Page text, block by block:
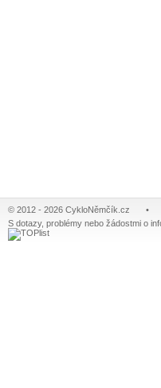
© 2012 - 2026 CykloNěmčík.cz •
S dotazy, problémy nebo žádostmi o